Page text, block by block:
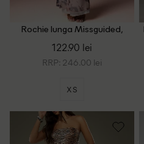
Rochie lunga Missguided,
122.90 lei
RRP: 246.00 lei
XS